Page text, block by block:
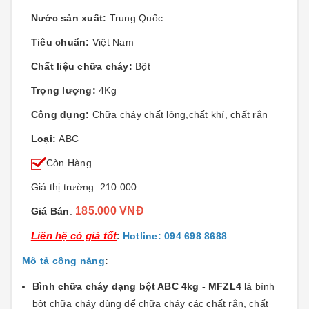
Nước sản xuất: Trung Quốc
Tiêu chuẩn: Việt Nam
Chất liệu chữa cháy: Bột
Trọng lượng: 4Kg
Công dụng: Chữa cháy chất lỏng,chất khí, chất rắn
Loại: ABC
Còn Hàng
Giá thị trường: 210.000
Giá Bán: 185.000 VNĐ
Liên hệ có giá tốt: Hotline: 094 698 8688
Mô tả công năng:
Bình chữa cháy dạng bột ABC 4kg - MFZL4 là bình
bột chữa cháy dùng để chữa cháy các chất rắn, chất